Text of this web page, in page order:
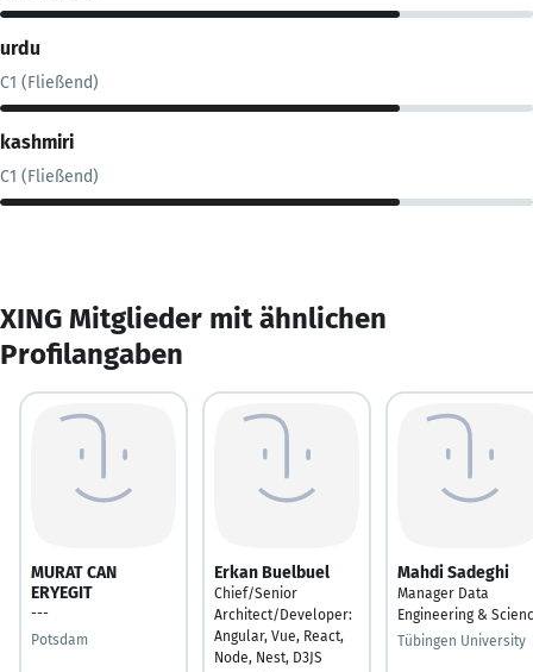
urdu
C1 (Fließend)
kashmiri
C1 (Fließend)
XING Mitglieder mit ähnlichen
Profilangaben
MURAT CAN
ERYEGIT
---
Potsdam
Erkan Buelbuel
Chief/Senior
Architect/Developer:
Angular, Vue, React,
Node, Nest, D3JS
Mahdi Sadeghi
Manager Data
Engineering &
Tübingen University